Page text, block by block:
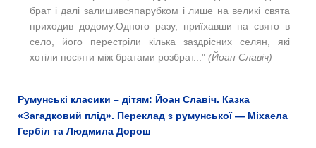
брат і далі залишивсяпарубком і лише на великі свята
приходив додому.Одного разу, приїхавши на свято в
село, його перестріли кілька заздрісних селян, які
хотіли посіяти між братами розбрат..." (Йоан Славіч)
Румунські класики – дітям: Йоан Славіч. Казка
«Загадковий плід». Переклад з румунської — Міхаела
Гербіл та Людмила Дорош